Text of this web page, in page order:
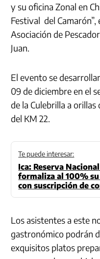
y su oficina Zonal en
Festival del
Asociación de
Juan.
El evento se
09 de diciembre en el
de la Culebrilla a orillas
del KM 22.
Te puede interesar:
Ica: Reserva
formaliza al 100%
con suscripción de
Los asistentes a este
gastronómico podrán
exquisitos platos